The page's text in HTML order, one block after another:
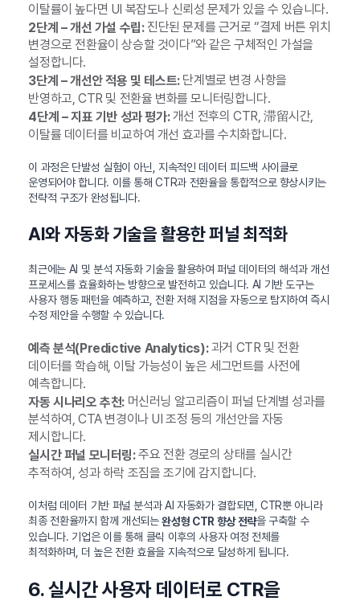
이탈률이 높다면 UI 복잡도나 신뢰성 문제가 있을 수 있습니다.
2단계 – 개선 가설 수립:진단된 문제를 근거로 “결제 버튼 위치
변경으로 전환율이 상승할 것이다”와 같은 구체적인 가설을
설정합니다.
3단계 – 개선안 적용 및 테스트:단계별로 변경 사항을
반영하고, CTR 및 전환율 변화를 모니터링합니다.
4단계 – 지표 기반 성과 평가:개선 전후의 CTR, 滞留시간,
이탈률 데이터를 비교하여 개선 효과를 수치화합니다.
이 과정은 단발성 실험이 아닌, 지속적인 데이터 피드백 사이클로
운영되어야 합니다. 이를 통해 CTR과 전환율을 통합적으로 향상시키는
전략적 구조가 완성됩니다.
AI와 자동화 기술을 활용한 퍼널 최적화
최근에는 AI 및 분석 자동화 기술을 활용하여 퍼널 데이터의 해석과 개선
프로세스를 효율화하는 방향으로 발전하고 있습니다. AI 기반 도구는
사용자 행동 패턴을 예측하고, 전환 저해 지점을 자동으로 탐지하여 즉시
수정 제안을 수행할 수 있습니다.
예측 분석(Predictive Analytics):과거 CTR 및 전환
데이터를 학습해, 이탈 가능성이 높은 세그먼트를 사전에
예측합니다.
자동 시나리오 추천:머신러닝 알고리즘이 퍼널 단계별 성과를
분석하여, CTA 변경이나 UI 조정 등의 개선안을 자동
제시합니다.
실시간 퍼널 모니터링:주요 전환 경로의 상태를 실시간
추적하여, 성과 하락 조짐을 조기에 감지합니다.
이처럼 데이터 기반 퍼널 분석과 AI 자동화가 결합되면, CTR뿐 아니라
최종 전환율까지 함께 개선되는완성형 CTR 향상 전략을 구축할 수
있습니다. 기업은 이를 통해 클릭 이후의 사용자 여정 전체를
최적화하며, 더 높은 전환 효율을 지속적으로 달성하게 됩니다.
6. 실시간 사용자 데이터로 CTR을